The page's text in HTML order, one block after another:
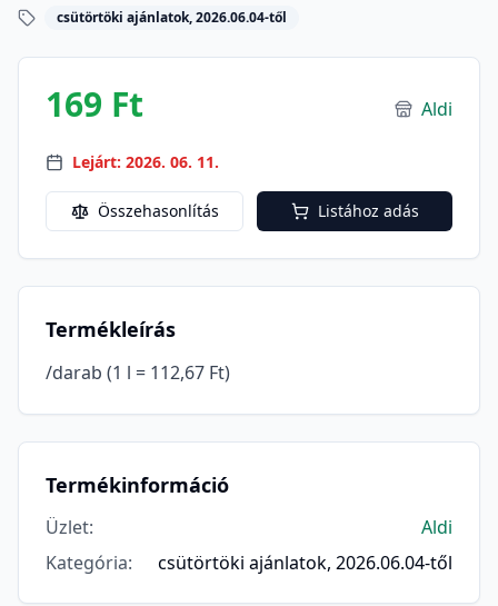
csütörtöki ajánlatok, 2026.06.04-től
169 Ft Aldi
Lejárt: 2026. 06. 11.
Összehasonlítás Listához adás
Termékleírás
/darab (1 l = 112,67 Ft)
Termékinformáció
Üzlet:
Aldi
Kategória: csütörtöki ajánlatok, 2026.06.04-től